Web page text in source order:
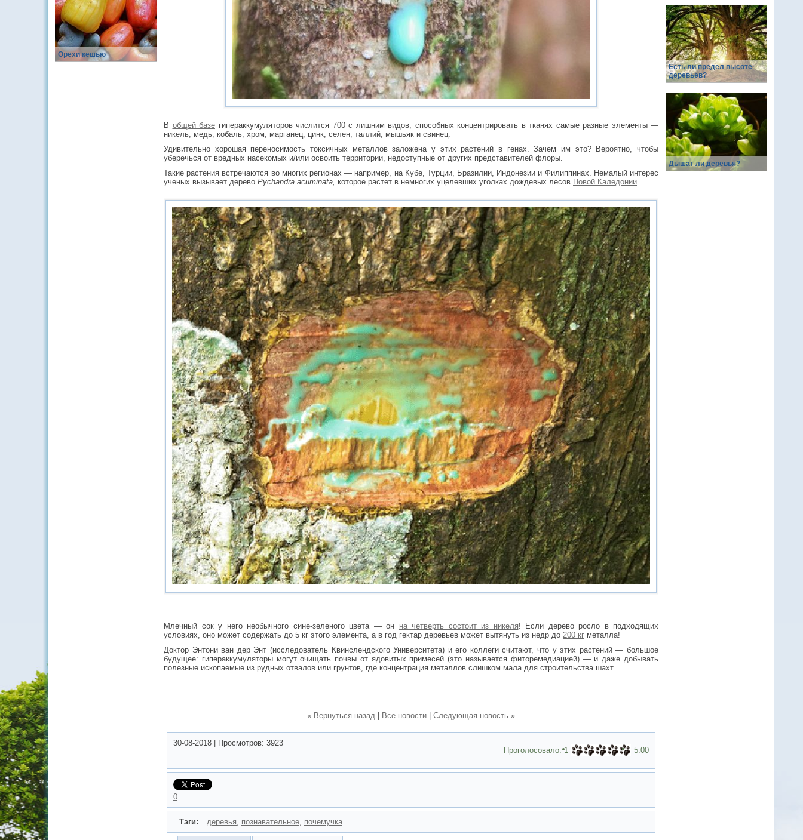
Орехи кешью
В общей базе гипераккумуляторов числится 700 с лишним видов, способных концентрировать в тканях самые разные элементы —
никель, медь, кобаль, хром, марганец, цинк, селен, таллий, мышьяк и свинец.
Удивительно хорошая переносимость токсичных металлов заложена у этих растений в генах. Зачем им это? Вероятно, чтобы
уберечься от вредных насекомых и/или освоить территории, недоступные от других представителей флоры.
Такие растения встречаются во многих регионах — например, на Кубе, Турции, Бразилии, Индoнезии и Филиппинах. Немалый интерес
ученых вызывает дерево Pychandra acuminata, которое растет в немногих уцелевших уголках дождевых лесов Новой Каледонии.
Млечный сок у него необычного сине-зеленого цвета — он на четверть состоит из никеля! Если дерево росло в подходящих
условиях, оно может содержать до 5 кг этого элемента, а в год гектар деревьев может вытянуть из недр до 200 кг металла!
Доктор Энтони ван дер Энт (исследователь Квинслендского Университета) и его коллеги считают, что у этих растений — большое
будущее: гипераккумуляторы могут очищать почвы от ядовитых примесей (это называется фиторемедиацией) — и даже добывать
полезные ископаемые из рудных отвалов или грунтов, где концентрация металлов слишком мала для строительства шахт.
« Вернуться назад Все новости Следующая новость »
30-08-2018 Просмотров: 3923
Проголосовало:1 5.00
0
Тэги: деревья, познавательное, почемучка
Есть ли предел высоте
деревьев?
Дышат ли деревья?